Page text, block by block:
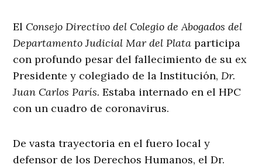
El Consejo Directivo del Colegio de Abogados del
Departamento Judicial Mar del Plata participa
con profundo pesar del fallecimiento de su ex
Presidente y colegiado de la Institución,Dr.
Juan Carlos París. Estaba internado en el HPC
con un cuadro de coronavirus.
De vasta trayectoria en el fuero local y
defensor de los Derechos Humanos, el Dr.